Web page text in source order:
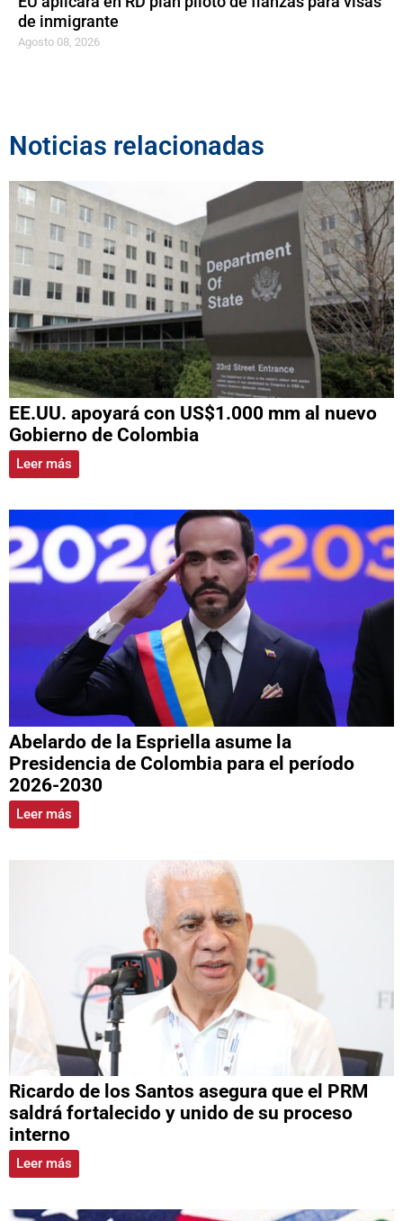
de inmigrante
Agosto 08, 2026
Noticias relacionadas
EE.UU. apoyará con US$1.000 mm al nuevo
Gobierno de Colombia
Leer más
Abelardo de la Espriella asume la
Presidencia de Colombia para el período
2026-2030
Leer más
Ricardo de los Santos asegura que el PRM
saldrá fortalecido y unido de su proceso
interno
Leer más